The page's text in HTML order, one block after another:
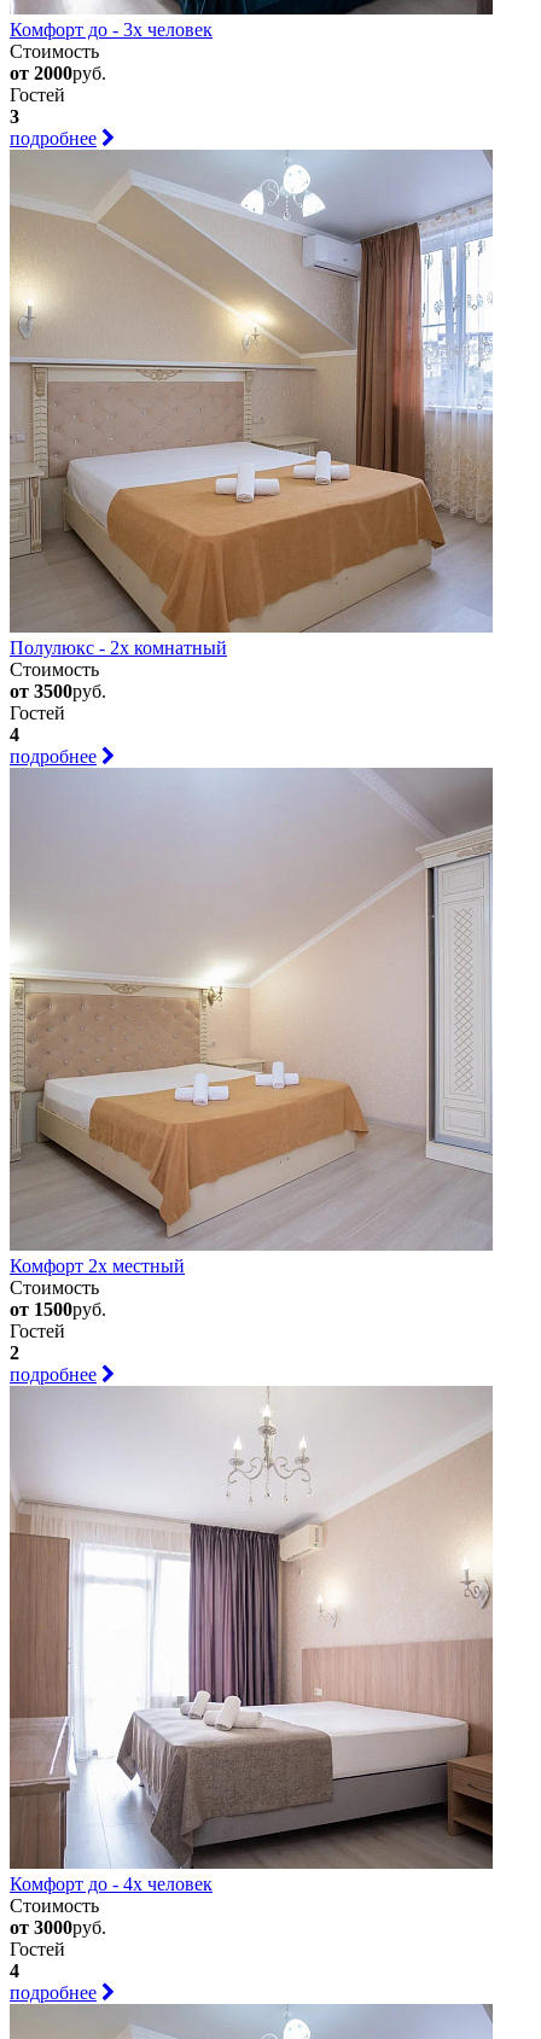
Комфорт до - 3х человек
Стоимость
от 2000руб.
Гостей
3
подробнее
Полулюкс - 2х комнатный
Стоимость
от 3500руб.
Гостей
4
подробнее
Комфорт 2х местный
Стоимость
от 1500руб.
Гостей
2
подробнее
Комфорт до - 4х человек
Стоимость
от 3000руб.
Гостей
4
подробнее